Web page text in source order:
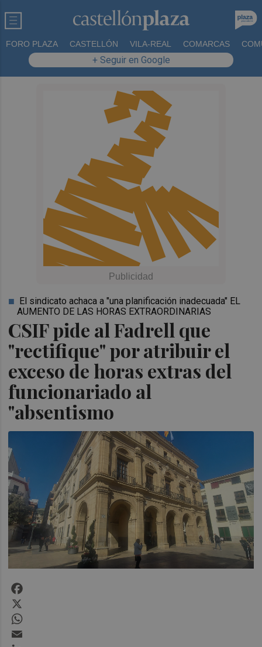
FORO PLAZA CASTELLÓN VILA-REAL COMARCAS
+ Seguir en Google
CSIF pide al Fadrell que
"rectifique" por atribuir el
exceso de horas extras del
funcionariado al
"absentismo
El sindicato achaca a "una planificación inadecuada" EL
AUMENTO DE LAS HORAS EXTRAORDINARIAS